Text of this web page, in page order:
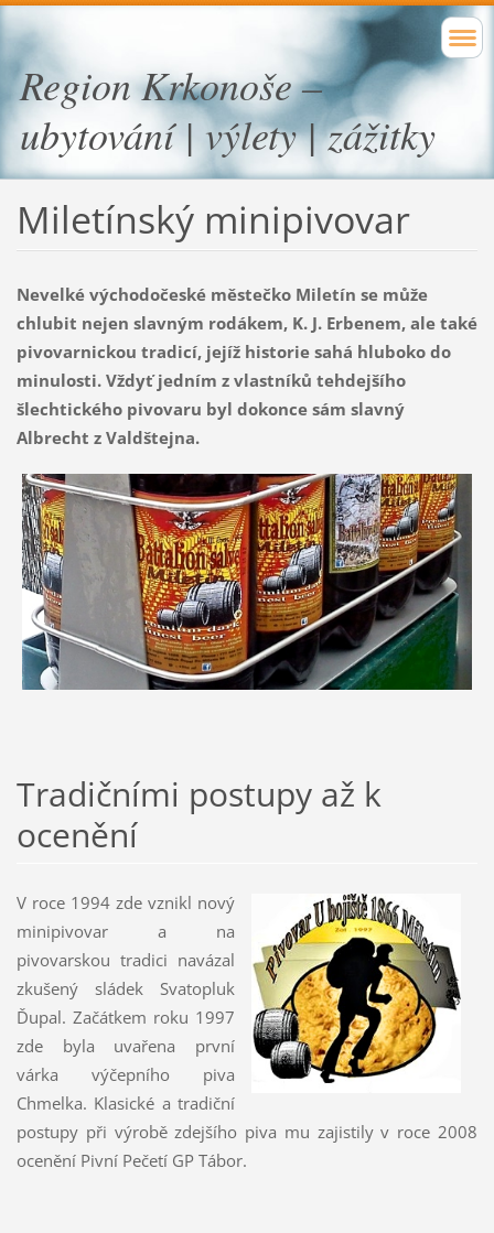
Region Krkonoše –
ubytování | výlety | zážitky
Miletínský minipivovar
Nevelké východočeské městečko Miletín se může
chlubit nejen slavným rodákem, K. J. Erbenem, ale také
pivovarnickou tradicí, jejíž historie sahá hluboko do
minulosti. Vždyť jedním z vlastníků tehdejšího
šlechtického pivovaru byl dokonce sám slavný
Albrecht z Valdštejna.
Tradičními postupy až k
ocenění
V roce 1994 zde vznikl nový
minipivovar a na
pivovarskou tradici navázal
zkušený sládek Svatopluk
Ďupal. Začátkem roku 1997
zde byla uvařena první
várka výčepního piva
Chmelka. Klasické a tradiční
postupy při výrobě zdejšího piva mu zajistily v roce 2008
ocenění Pivní Pečetí GP Tábor.